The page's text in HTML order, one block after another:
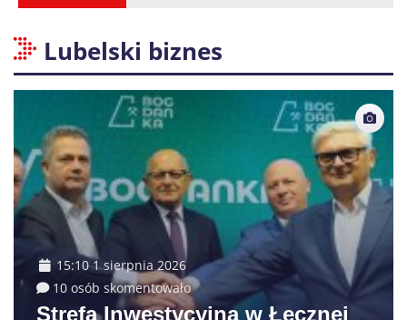
Lubelski biznes
15:10 1 sierpnia 2026
10 osób skomentowało
Strefa Inwestycyjna w Łęcznej